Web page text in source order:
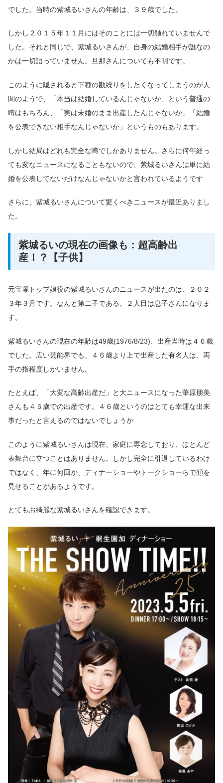
でした。当時の紫城るいさんの年齢は、３９歳でした。
しかし２０１５年１１月にはそのことには一切触れていませんで
した。それと同じで、紫城るいさんが、自身の結婚相手が誰なの
かは一切語っていません。旦那さんについても不明です。
このように隠されると下種の勘繰りをしたくなってしまうのが人
間のようで、「本当は結婚しているんじゃないか」という普通の
噂はもちろん、「実は未婚のまま出産したんじゃないか」「結婚
を公表できない相手なんじゃないか」というものもあります。
しかし結局はどれも完全な噂でしかありません。さらに何年経っ
ても変なニュースになることもないので、紫城るいさんは単に結
婚を公表してないだけなんじゃないかと言われているようです
さらに、紫城るいさんについて驚くべきニュースが最近ありまし
た。
紫城るいの現在の画像も：超高齢出
産！？【子供】
元宝塚トップ娘役の紫城るいさんのニュースが出たのは、２０２
３年３月です。なんと第二子である。２人目は息子さんになりま
す。
紫城るいさんの現在の年齢は49歳(1976/8/23)、出産当時は４６歳
でした。広い芸能界でも、４６歳より上で出産した有名人は、両
手の指程度しかいません。
たとえば、「大変な高齢出産だ」と大ニュースになった華原朋美
さんも４５歳での出産です。４６歳というのはとても幸運な出来
事だったと言えるのではないでしょうか
このように紫城るいさんは現在、家庭に専念しており、ほとんど
表舞台に立つことはありません。しかし完全に引退しているわけ
ではなく、年に何回か、ディナーショーやトークショーらで顔を
見せることがあるようです。
とてもお綺麗な紫城るいさんを確認できます。